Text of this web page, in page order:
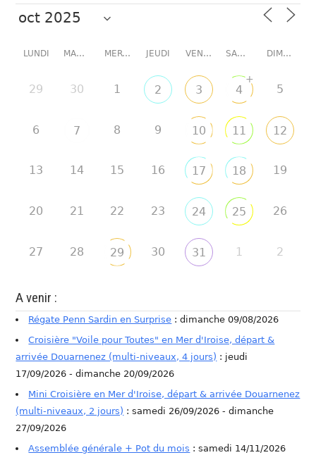
LUNDI MARDI MERCREDI JEUDI VENDREDI SAMEDI DIMANCHE
29 30 1 2 3 4
+
5
6 7 8 9 10 11 12
13 14 15 16 17 18 19
20 21 22 23 24 25 26
27 28 29 30 31 1 2
A venir :
Régate Penn Sardin en Surprise : dimanche 09/08/2026
Croisière "Voile pour Toutes" en Mer d'Iroise, départ &
arrivée Douarnenez (multi-niveaux, 4 jours) : jeudi
17/09/2026 - dimanche 20/09/2026
Mini Croisière en Mer d'Iroise, départ & arrivée Douarnenez
(multi-niveaux, 2 jours) : samedi 26/09/2026 - dimanche
27/09/2026
Assemblée générale + Pot du mois : samedi 14/11/2026